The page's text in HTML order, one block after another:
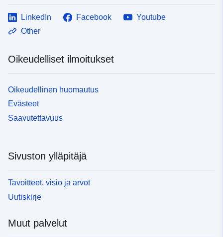
LinkedIn Facebook
Youtube
Other
Oikeudelliset ilmoitukset
Oikeudellinen huomautus
Evästeet
Saavutettavuus
Sivuston ylläpitäjä
Tavoitteet, visio ja arvot
Uutiskirje
Muut palvelut